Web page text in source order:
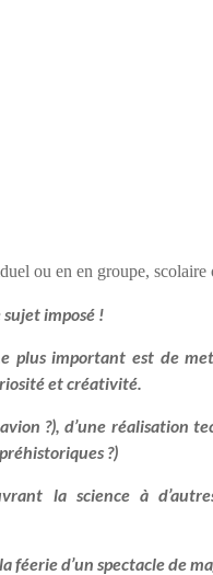
ou en en groupe, scolaire
sujet imposé !
plus important est de
et créativité.
?), d’une réalisation
?)
la science à
féerie d’un spectacle de